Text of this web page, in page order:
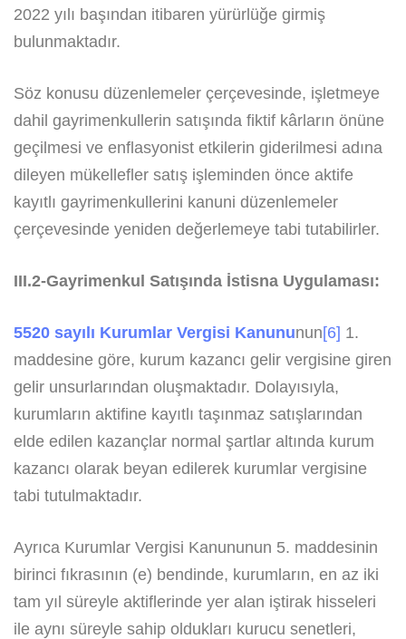
2022 yılı başından itibaren yürürlüğe girmiş
bulunmaktadır.
Söz konusu düzenlemeler çerçevesinde, işletmeye
dahil gayrimenkullerin satışında fiktif kârların önüne
geçilmesi ve enflasyonist etkilerin giderilmesi adına
dileyen mükellefler satış işleminden önce aktife
kayıtlı gayrimenkullerini kanuni düzenlemeler
çerçevesinde yeniden değerlemeye tabi tutabilirler.
III.2-Gayrimenkul Satışında İstisna Uygulaması:
5520 sayılı Kurumlar Vergisi Kanununun[6] 1.
maddesine göre, kurum kazancı gelir vergisine giren
gelir unsurlarından oluşmaktadır. Dolayısıyla,
kurumların aktifine kayıtlı taşınmaz satışlarından
elde edilen kazançlar normal şartlar altında kurum
kazancı olarak beyan edilerek kurumlar vergisine
tabi tutulmaktadır.
Ayrıca Kurumlar Vergisi Kanununun 5. maddesinin
birinci fıkrasının (e) bendinde, kurumların, en az iki
tam yıl süreyle aktiflerinde yer alan iştirak hisseleri
ile aynı süreyle sahip oldukları kurucu senetleri,